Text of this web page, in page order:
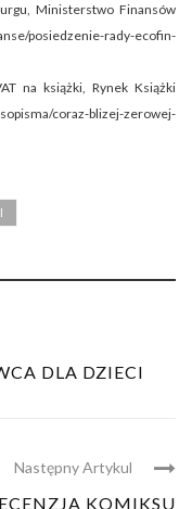
Ministerstwo Finansów
posiedzenie-rady-ecofin-
na książki, Rynek Książki
coraz-blizej-zerowej-
DLA DZIECI
Następny Artykul
KOMIKSU